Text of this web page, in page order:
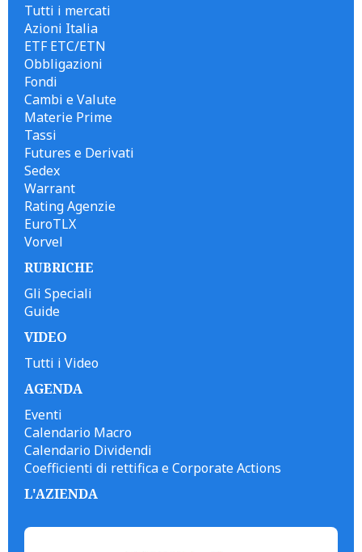
Tutti i mercati
Azioni Italia
ETF ETC/ETN
Obbligazioni
Fondi
Cambi e Valute
Materie Prime
Tassi
Futures e Derivati
Sedex
Warrant
Rating Agenzie
EuroTLX
Vorvel
RUBRICHE
Gli Speciali
Guide
VIDEO
Tutti i Video
AGENDA
Eventi
Calendario Macro
Calendario Dividendi
Coefficienti di rettifica e Corporate Actions
L'AZIENDA